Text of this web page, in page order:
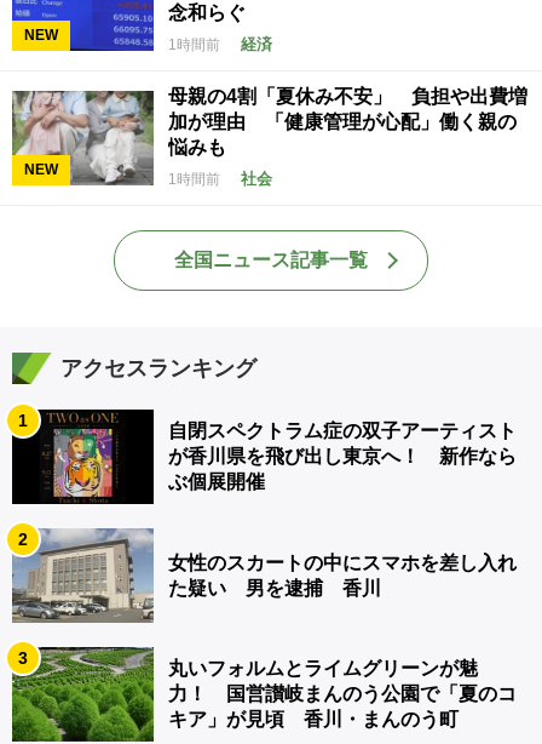
NEW
念和らぐ
1時間前 経済
NEW
母親の4割「夏休み不安」 負担や出費増
加が理由 「健康管理が心配」働く親の
悩みも
1時間前 社会
全国ニュース記事一覧
アクセスランキング
1
自閉スペクトラム症の双子アーティスト
が香川県を飛び出し東京へ！ 新作なら
ぶ個展開催
2
女性のスカートの中にスマホを差し入れ
た疑い 男を逮捕 香川
3
丸いフォルムとライムグリーンが魅
力！ 国営讃岐まんのう公園で「夏のコ
キア」が見頃 香川・まんのう町